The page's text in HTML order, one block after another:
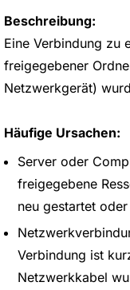
Beschreibung:
Eine Verbindung zu
freigegebener
Netzwerkgerät)
Häufige Ursachen:
Server oder
freigegebene
neu gestartet
Verbindung ist
Netzwerkkabel